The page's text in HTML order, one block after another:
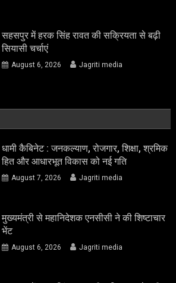
सहसपुर में हरक सिंह रावत की सक्रियता से बढ़ी
सियासी चर्चाएं
August 6, 2026 Jagriti media
धामी कैबिनेट : जनकल्याण, रोजगार, शिक्षा, श्रमिक
हित और आधारभूत विकास को नई गति
August 7, 2026 Jagriti media
मुख्यमंत्री से महानिदेशक एनसीसी ने की शिष्टाचार
भेंट
August 6, 2026 Jagriti media